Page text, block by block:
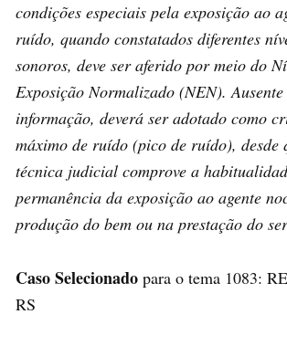
condições especiais pela exposição ao
ruído, quando constatados diferentes
sonoros, deve ser aferido por meio do
Exposição Normalizado (NEN). Ausente
informação, deverá ser adotado como
máximo de ruído (pico de ruído), desde
técnica judicial comprove a
permanência da exposição ao agente
produção do bem ou na prestação do
Caso Selecionado para o tema 1083:
RS